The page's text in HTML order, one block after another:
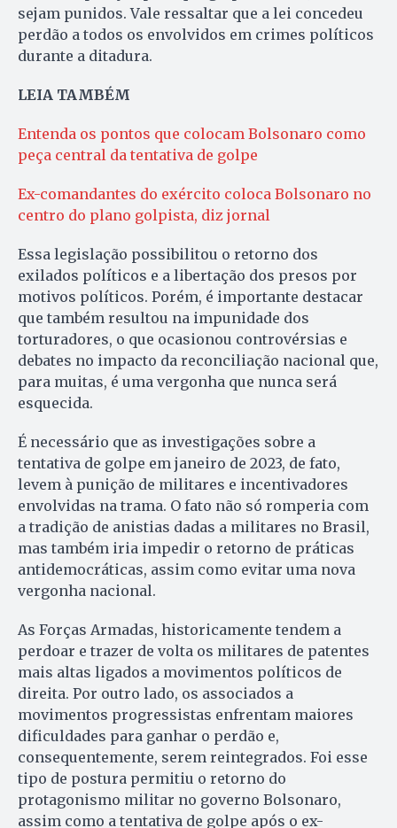
sejam punidos. Vale ressaltar que a lei concedeu
perdão a todos os envolvidos em crimes políticos
durante a ditadura.
LEIA TAMBÉM
Entenda os pontos que colocam Bolsonaro como
peça central da tentativa de golpe
Ex-comandantes do exército coloca Bolsonaro no
centro do plano golpista, diz jornal
Essa legislação possibilitou o retorno dos
exilados políticos e a libertação dos presos por
motivos políticos. Porém, é importante destacar
que também resultou na impunidade dos
torturadores, o que ocasionou controvérsias e
debates no impacto da reconciliação nacional que,
para muitas, é uma vergonha que nunca será
esquecida.
É necessário que as investigações sobre a
tentativa de golpe em janeiro de 2023, de fato,
levem à punição de militares e incentivadores
envolvidas na trama. O fato não só romperia com
a tradição de anistias dadas a militares no Brasil,
mas também iria impedir o retorno de práticas
antidemocráticas, assim como evitar uma nova
vergonha nacional.
As Forças Armadas, historicamente tendem a
perdoar e trazer de volta os militares de patentes
mais altas ligados a movimentos políticos de
direita. Por outro lado, os associados a
movimentos progressistas enfrentam maiores
dificuldades para ganhar o perdão e,
consequentemente, serem reintegrados. Foi esse
tipo de postura permitiu o retorno do
protagonismo militar no governo Bolsonaro,
assim como a tentativa de golpe após o ex-